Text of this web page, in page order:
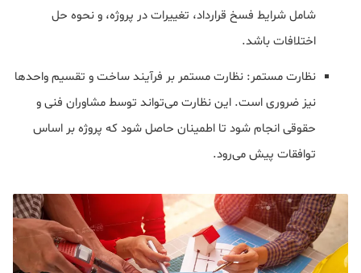
شامل شرایط فسخ قرارداد، تغییرات در پروژه، و نحوه حل
اختلافات باشد.
نظارت مستمر: نظارت مستمر بر فرآیند ساخت و تقسیم واحدها
نیز ضروری است. این نظارت می‌تواند توسط مشاوران فنی و
حقوقی انجام شود تا اطمینان حاصل شود که پروژه بر اساس
توافقات پیش می‌رود.